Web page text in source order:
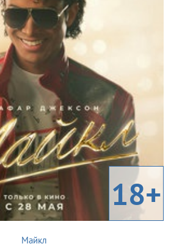
18+
Майкл